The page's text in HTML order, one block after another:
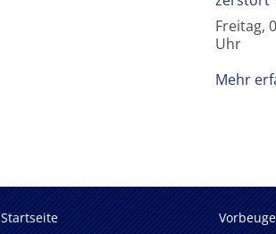
Freitag,
Uhr
Mehr
Startseite